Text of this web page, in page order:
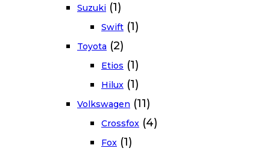
Suzuki (1)
Swift (1)
Toyota (2)
Etios (1)
Hilux (1)
Volkswagen (11)
Crossfox (4)
Fox (1)